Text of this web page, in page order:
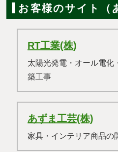
お客様のサイト（
RT工業(株)
太陽光発電・オール電化
築工事
あずま工芸(株)
家具・インテリア商品の